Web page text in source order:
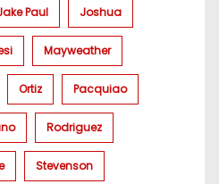
Paul Joshua
Mayweather
Ortiz Pacquiao
Rodriguez
Stevenson